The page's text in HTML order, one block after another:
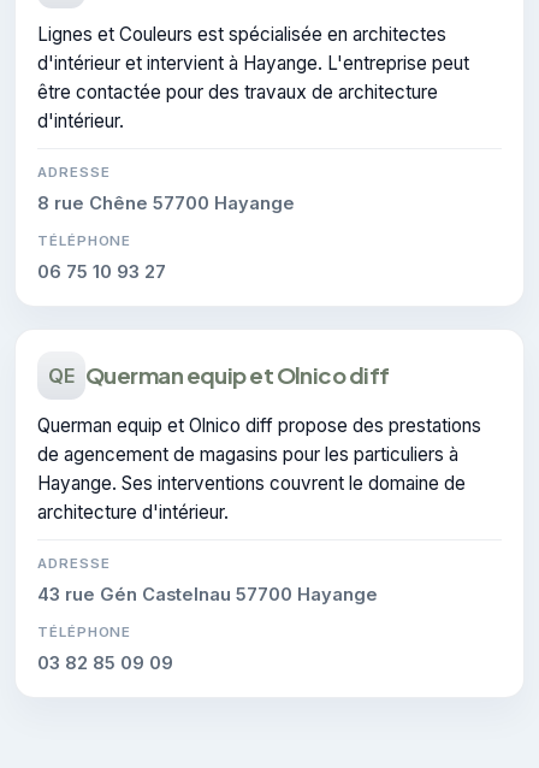
Lignes et Couleurs est spécialisée en architectes
d'intérieur et intervient à Hayange. L'entreprise peut
être contactée pour des travaux de architecture
d'intérieur.
ADRESSE
8 rue Chêne 57700 Hayange
TÉLÉPHONE
06 75 10 93 27
QE Querman equip et Olnico diff
Querman equip et Olnico diff propose des prestations
de agencement de magasins pour les particuliers à
Hayange. Ses interventions couvrent le domaine de
architecture d'intérieur.
ADRESSE
43 rue Gén Castelnau 57700 Hayange
TÉLÉPHONE
03 82 85 09 09